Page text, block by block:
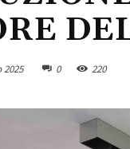
2025 0 220